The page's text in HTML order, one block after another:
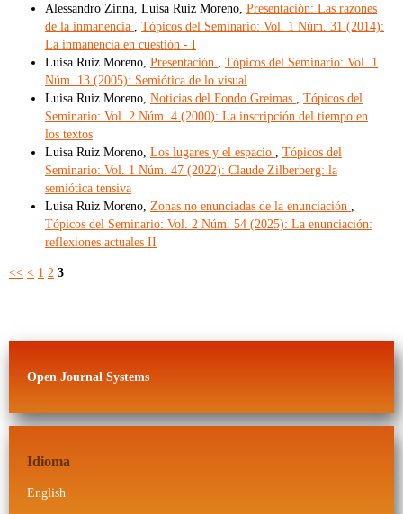
Alessandro Zinna, Luisa Ruiz Moreno, Presentación: Las razones
de la inmanencia
Tópicos del Seminario: Vol. 1 Núm. 31 (2014):
La inmanencia en cuestión - I
Luisa Ruiz Moreno, Presentación
Tópicos del Seminario: Vol. 1
Núm. 13 (2005): Semiótica de lo visual
Luisa Ruiz Moreno, Noticias del Fondo Greimas
Tópicos del
Seminario: Vol. 2 Núm. 4 (2000): La inscripción del tiempo en
los textos
Luisa Ruiz Moreno, Los lugares y el espacio
Tópicos del
Seminario: Vol. 1 Núm. 47 (2022): Claude Zilberberg: la
semiótica tensiva
Luisa Ruiz Moreno, Zonas no enunciadas de la enunciación
Tópicos del Seminario: Vol. 2 Núm. 54 (2025): La enunciación:
reflexiones actuales II
<< < 1 2 3
Open Journal Systems
Idioma
English